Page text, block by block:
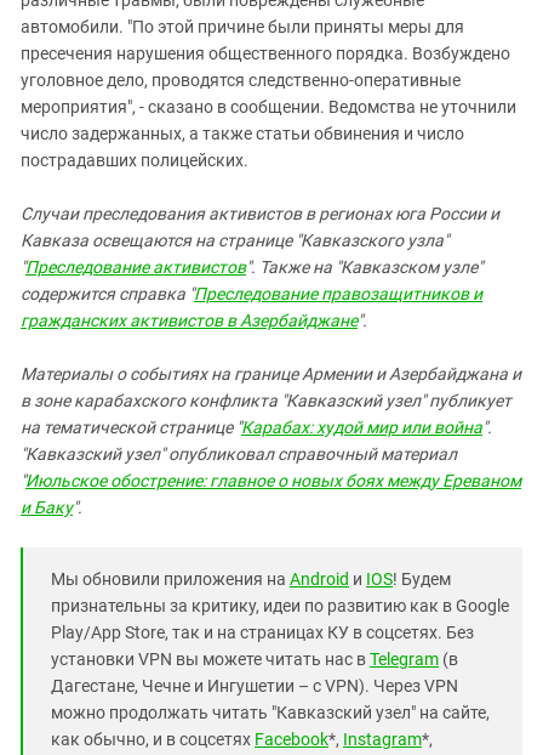
автомобили. "По этой причине были приняты меры для
пресечения нарушения общественного порядка. Возбуждено
уголовное дело, проводятся следственно-оперативные
мероприятия", - сказано в сообщении. Ведомства не уточнили
число задержанных, а также статьи обвинения и число
пострадавших полицейских.
Случаи преследования активистов в регионах юга России и
Кавказа освещаются на странице "Кавказского узла"
"Преследование активистов". Также на "Кавказском узле"
содержится справка "Преследование правозащитников и
гражданских активистов в Азербайджане".
Материалы о событиях на границе Армении и Азербайджана и
в зоне карабахского конфликта "Кавказский узел" публикует
на тематической странице "Карабах: худой мир или война".
"Кавказский узел" опубликовал справочный материал
"Июльское обострение: главное о новых боях между Ереваном
и Баку".
Мы обновили приложения на Android и IOS! Будем
признательны за критику, идеи по развитию как в Google
Play/App Store, так и на страницах КУ в соцсетях. Без
установки VPN вы можете читать нас вTelegram (в
Дагестане, Чечне и Ингушетии – с VPN). Через VPN
можно продолжать читать "Кавказский узел" на сайте,
как обычно, и в соцсетях Facebook*, Instagram*,